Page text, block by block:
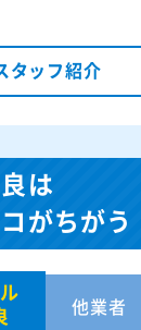
タッフ紹介
は
がちがう
他業者